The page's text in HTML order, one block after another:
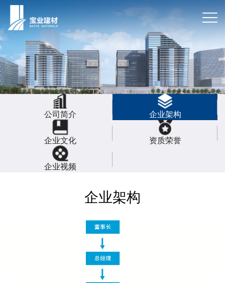
公司简介 企业架构
企业文化 资质荣誉
企业视频
企业架构